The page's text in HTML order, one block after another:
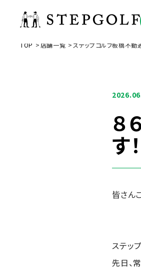
TOP 店舗一覧 ステップゴルフ板橋不動
８
皆さん
ステッ
先日、